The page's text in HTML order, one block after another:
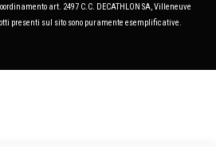
art. 2497 C.C. DECATHLON SA, Villeneuve
presenti sul sito sono puramente esemplificative.